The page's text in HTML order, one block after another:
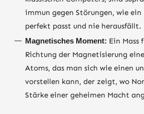
immun gegen Störungen, wie ein
perfekt passt und nie herausfällt.
Magnetisches Moment: Ein Mass
Richtung der Magnetisierung
Atoms, das man sich wie einen
vorstellen kann, der zeigt, wo
Stärke einer geheimen Macht